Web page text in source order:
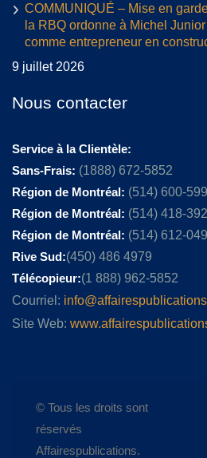
COMMUNIQUÉ – Mise en
la RBQ ordonne à Michel
comme entrepreneur en
9 juillet 2026
Nous contacter
Service à la Clientèle:
Sans-Frais: (1888) 672-5852
Région de Montréal: (514) 600-
Région de Montréal: (514) 418-
Région de Montréal: (514) 612-
Rive Sud:(450) 486 4979
Télécopieur:(1 888) 962-5852
Courriel:
Site Web:
© Tous les droits sont
réservés
Affairespublications.